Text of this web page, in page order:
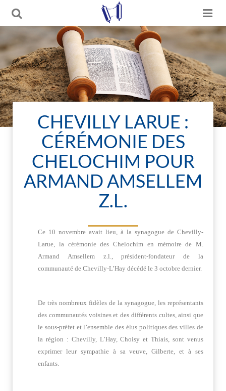
CHEVILLY LARUE :
CÉRÉMONIE DES
CHELOCHIM POUR
ARMAND AMSELLEM
Z.L.
Ce 10 novembre avait lieu, à la synagogue de Chevilly-
Larue, la cérémonie des Chelochim en mémoire de M.
Armand Amsellem z.l., président-fondateur de la
communauté de Chevilly-L’Hay décédé le 3 octobre dernier.
De très nombreux fidèles de la synagogue, les représentants
des communautés voisines et des différents cultes, ainsi que
le sous-préfet et l’ensemble des élus politiques des villes de
la région : Chevilly, L’Hay, Choisy et Thiais, sont venus
exprimer leur sympathie à sa veuve, Gilberte, et à ses
enfants.